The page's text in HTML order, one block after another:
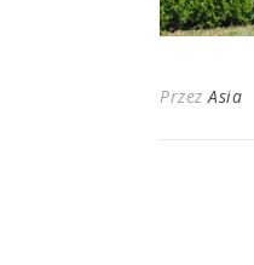
PrzezAsia